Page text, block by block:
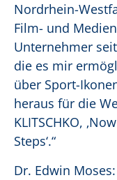
Nordrhein-
Film- und
Unternehmer
die es mir
über Sport-
heraus für die
KLITSCHKO,
Steps‘.“
Dr. Edwin